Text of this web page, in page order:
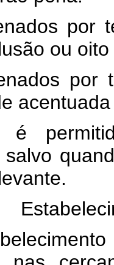
por
ou
por
salvo